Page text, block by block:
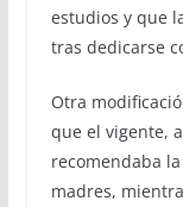
estudios y que
tras dedicarse
Otra
que el vigente,
recomendaba
madres,